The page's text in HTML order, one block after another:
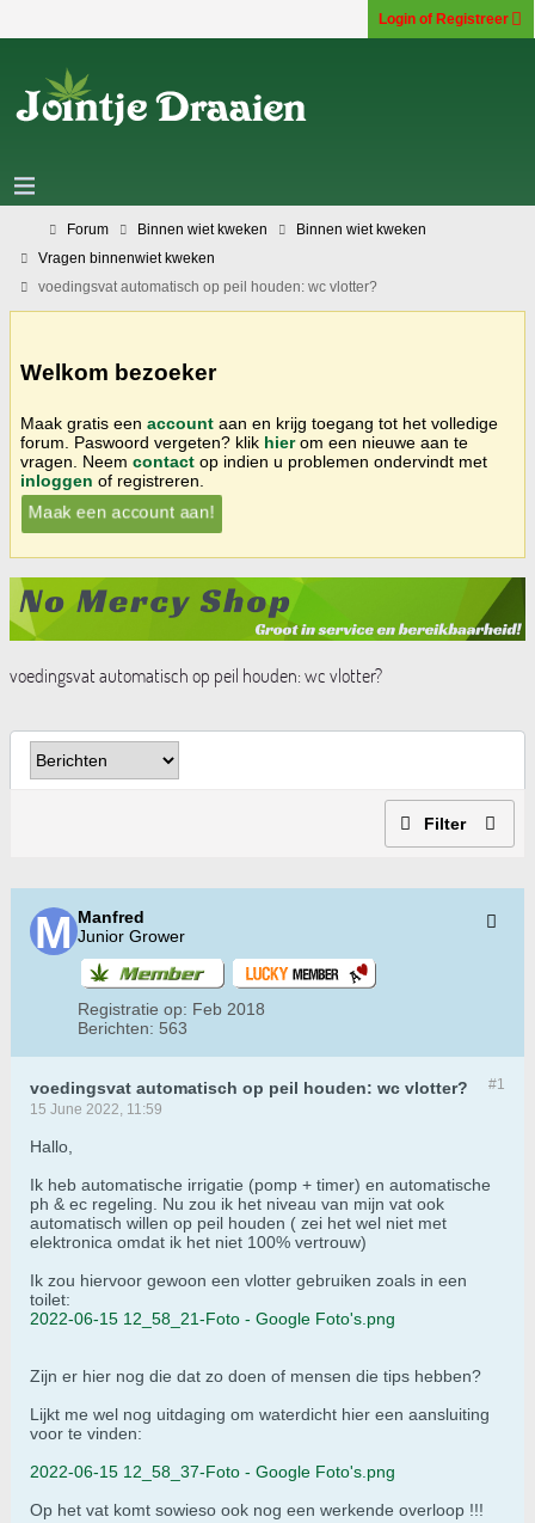
Login of Registreer
Forum Binnen wiet kweken
Binnen wiet kweken
Vragen binnenwiet kweken
voedingsvat automatisch op peil houden: wc vlotter?
Welkom bezoeker
Maak gratis een account aan en krijg toegang tot het volledige
forum. Paswoord vergeten? klik hierom een nieuwe aan te
vragen. Neem contact op indien u problemen ondervindt met
inloggen of registreren.
Maak een account aan!
voedingsvat automatisch op peil houden: wc vlotter?
Filter
Manfred
Junior Grower
Registratie op: Feb 2018
Berichten: 563
#1
voedingsvat automatisch op peil houden: wc vlotter?
15 June 2022, 11:59
Hallo,
Ik heb automatische irrigatie (pomp + timer) en automatische
ph & ec regeling. Nu zou ik het niveau van mijn vat ook
automatisch willen op peil houden ( zei het wel niet met
elektronica omdat ik het niet 100% vertrouw)
Ik zou hiervoor gewoon een vlotter gebruiken zoals in een
toilet:
2022-06-15 12_58_21-Foto - Google Foto's.png
Zijn er hier nog die dat zo doen of mensen die tips hebben?
Lijkt me wel nog uitdaging om waterdicht hier een aansluiting
voor te vinden:
2022-06-15 12_58_37-Foto - Google Foto's.png
Op het vat komt sowieso ook nog een werkende overloop !!!